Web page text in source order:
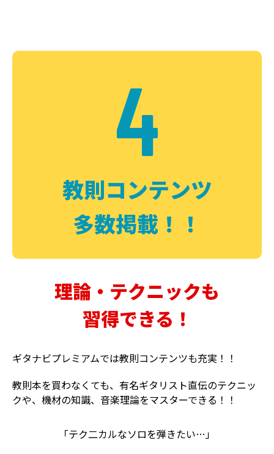
4
教則コンテンツ
多数掲載！！
理論・テクニックも
習得できる！
ギタナビプレミアムでは教則コンテンツも充実！！
教則本を買わなくても、有名ギタリスト直伝のテクニッ
クや、機材の知識、音楽理論をマスターできる！！
「テク二カルなソロを弾きたい…」